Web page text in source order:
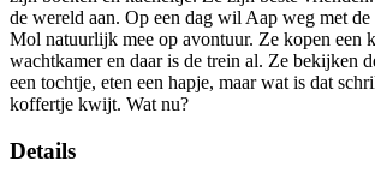
de wereld aan. Op een dag wil Aap weg met
Mol natuurlijk mee op avontuur. Ze kopen een
wachtkamer en daar is de trein al. Ze bekijken
een tochtje, eten een hapje, maar wat is dat
koffertje kwijt. Wat nu?
Details